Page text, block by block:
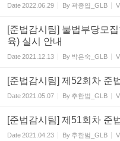
Date2022.06.29 By 곽종엽_GLB
[준법감시팀] 불법부당모
육) 실시 안내
Date2021.12.13 By 박은숙_GLB
[준법감시팀] 제52회차 준
Date2021.05.07 By 추한범_GLB
[준법감시팀] 제51회차 준
Date2021.04.23 By 추한범_GLB